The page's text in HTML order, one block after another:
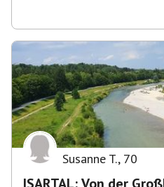
Susanne T., 70